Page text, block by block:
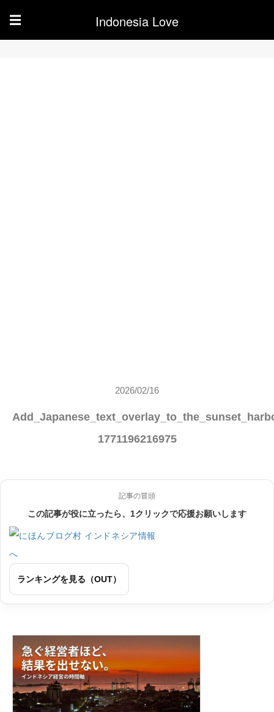
☰ Indonesia Love
2026/02/16
1771196216975
記事の冒頭
この記事が役に立ったら、1クリックで応援お願いします
ランキングを見る（OUT）